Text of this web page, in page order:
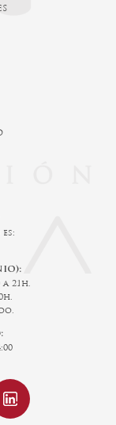
a 21h.